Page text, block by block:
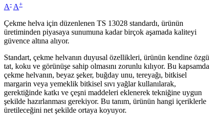
A- A+
Çekme helva için düzenlenen TS 13028 standardı, ürünün
üretiminden piyasaya sunumuna kadar birçok aşamada kaliteyi
güvence altına alıyor.
Standart, çekme helvanın duyusal özellikleri, ürünün kendine özgü
tat, koku ve görünüşe sahip olmasını zorunlu kılıyor. Bu kapsamda
çekme helvanın, beyaz şeker, buğday unu, tereyağı, bitkisel
margarin veya yemeklik bitkisel sıvı yağlar kullanılarak,
gerektiğinde katkı ve çeşni maddeleri eklenerek tekniğine uygun
şekilde hazırlanması gerekiyor. Bu tanım, ürünün hangi içeriklerle
üretileceğini net şekilde ortaya koyuyor.